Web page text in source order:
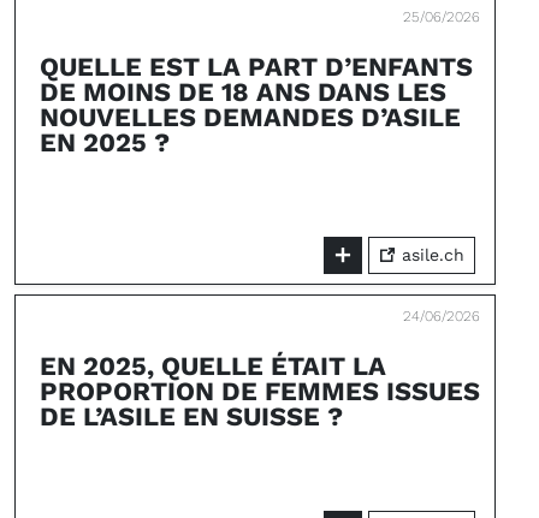
25/06/2026
QUELLE EST LA PART D’ENFANTS
DE MOINS DE 18 ANS DANS LES
NOUVELLES DEMANDES D’ASILE
EN 2025 ?
asile.ch
24/06/2026
EN 2025, QUELLE ÉTAIT LA
PROPORTION DE FEMMES ISSUES
DE L’ASILE EN SUISSE ?